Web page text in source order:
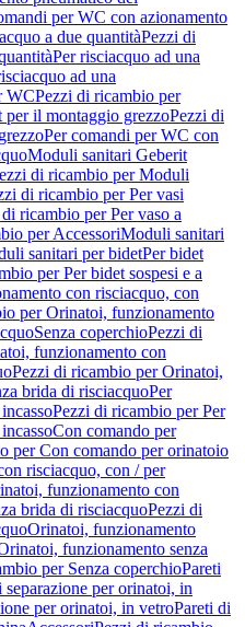
per WC con azionamento
a due quantitàPezzi di
Per risciacquo ad una
ad una
WCPezzi di ricambio per
per il montaggio grezzoPezzi di
Per comandi per WC con
Moduli sanitari Geberit
di ricambio per Moduli
di ricambio per Per vasi
ricambio per Per vaso a
per AccessoriModuli sanitari
sanitari per bidetPer bidet
per Per bidet sospesi e a
con risciacquo, con
per Orinatoi, funzionamento
Senza coperchioPezzi di
funzionamento con
Pezzi di ricambio per Orinatoi,
brida di risciacquoPer
Pezzi di ricambio per Per
Con comando per
per Con comando per orinatoio
risciacquo, con / per
funzionamento con
brida di risciacquoPezzi di
Orinatoi, funzionamento
funzionamento senza
per Senza coperchioPareti
separazione per orinatoi, in
per orinatoi, in vetroPareti di